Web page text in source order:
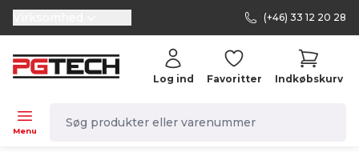
selector.vat
(+46) 33 12 20 28
Menu
Log ind Favoritter Indkøbskurv